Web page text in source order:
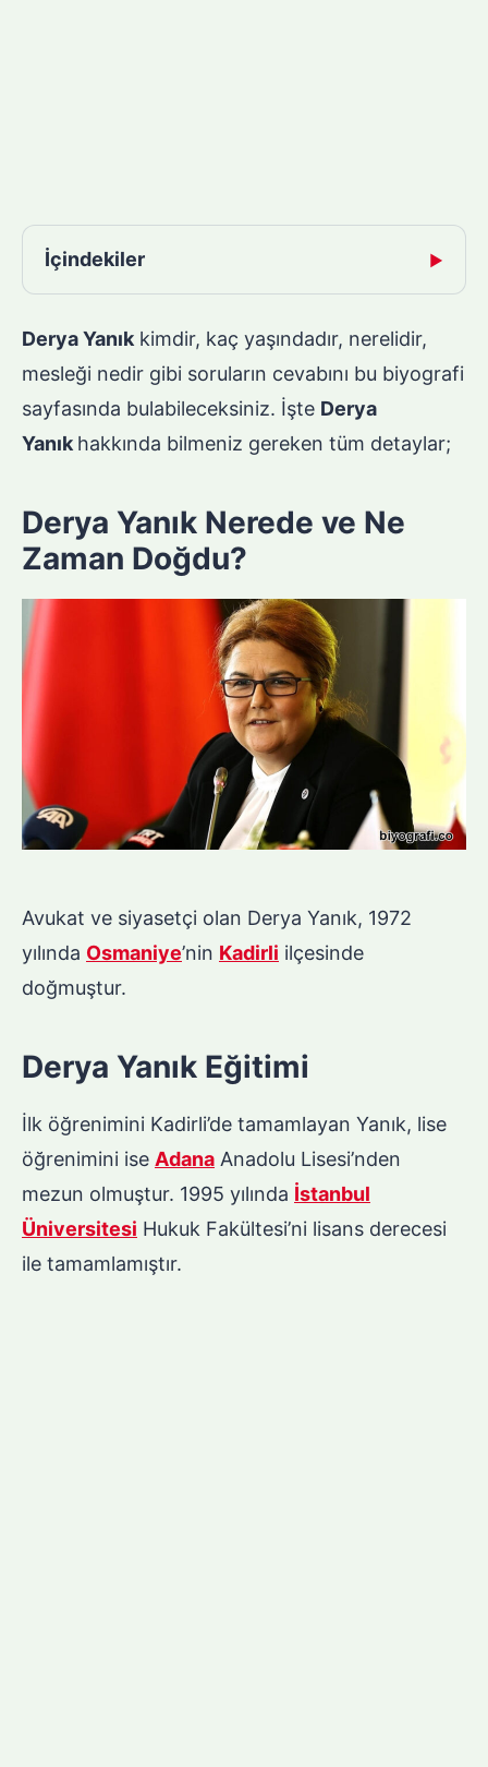
İçindekiler ▶
Derya Yanık kimdir, kaç yaşındadır, nerelidir,
mesleği nedir gibi soruların cevabını bu biyografi
sayfasında bulabileceksiniz. İşte Derya
Yanık hakkında bilmeniz gereken tüm detaylar;
Derya Yanık Nerede ve Ne
Zaman Doğdu?
Avukat ve siyasetçi olan Derya Yanık, 1972
yılında Osmaniye’nin Kadirli ilçesinde
doğmuştur.
Derya Yanık Eğitimi
İlk öğrenimini Kadirli’de tamamlayan Yanık, lise
öğrenimini ise Adana Anadolu Lisesi’nden
mezun olmuştur. 1995 yılında İstanbul
Üniversitesi Hukuk Fakültesi’ni lisans derecesi
ile tamamlamıştır.